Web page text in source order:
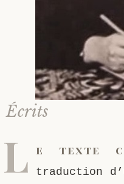
Saint Sophrony
Sainte Xenia
Sainte Matrone de
Staritsa Marie
Natalia de Vyritsa
Staritsa Anastasia
Archimandrite
Geronda Arsenios
Gerondissa
Père Héliodore
Écrits
L e texte
traduction